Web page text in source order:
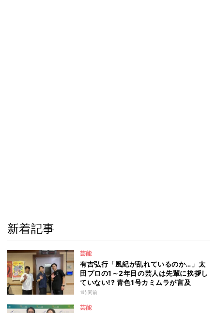
新着記事
芸能
有吉弘行「風紀が乱れているのか…」太
田プロの1～2年目の芸人は先輩に挨拶し
ていない!? 青色1号カミムラが言及
1時間前
芸能